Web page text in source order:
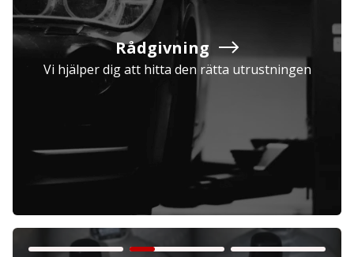
Företag Exkl. moms
Rådgivning
Vi hjälper dig att hitta den rätta utrustningen